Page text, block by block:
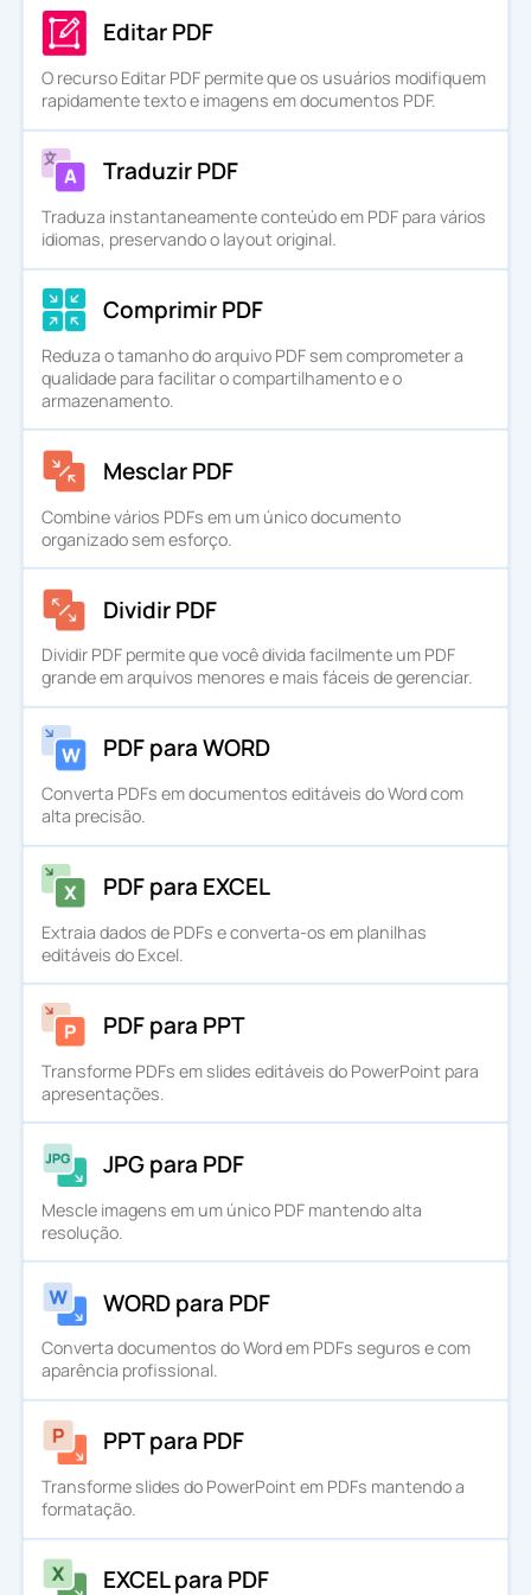
Editar PDF
O recurso Editar PDF permite que os usuários modifiquem
rapidamente texto e imagens em documentos PDF.
Traduzir PDF
Traduza instantaneamente conteúdo em PDF para vários
idiomas, preservando o layout original.
Comprimir PDF
Reduza o tamanho do arquivo PDF sem comprometer a
qualidade para facilitar o compartilhamento e o
armazenamento.
Mesclar PDF
Combine vários PDFs em um único documento
organizado sem esforço.
Dividir PDF
Dividir PDF permite que você divida facilmente um PDF
grande em arquivos menores e mais fáceis de gerenciar.
PDF para WORD
Converta PDFs em documentos editáveis do Word com
alta precisão.
PDF para EXCEL
Extraia dados de PDFs e converta-os em planilhas
editáveis do Excel.
PDF para PPT
Transforme PDFs em slides editáveis do PowerPoint para
apresentações.
JPG para PDF
Mescle imagens em um único PDF mantendo alta
resolução.
WORD para PDF
Converta documentos do Word em PDFs seguros e com
aparência profissional.
PPT para PDF
Transforme slides do PowerPoint em PDFs mantendo a
formatação.
EXCEL para PDF